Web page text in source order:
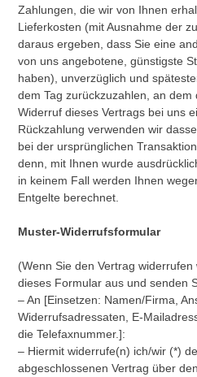
Zahlungen, die wir von Ihnen
Lieferkosten (mit Ausnahme der
daraus ergeben, dass Sie eine
von uns angebotene, günstigste
haben), unverzüglich und
dem Tag zurückzuzahlen, an
Widerruf dieses Vertrags bei uns
Rückzahlung verwenden wir
bei der ursprünglichen
denn, mit Ihnen wurde
in keinem Fall werden Ihnen
Entgelte berechnet.
Muster-Widerrufsformular
(Wenn Sie den Vertrag
dieses Formular aus und senden
– An [Einsetzen: Namen/Firma,
Widerrufsadressaten, E-
die Telefaxnummer.]:
– Hiermit widerrufe(n) ich/wir (*)
abgeschlossenen Vertrag über